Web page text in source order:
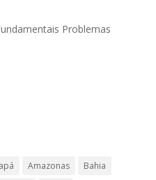
Problemas
Amazonas
Bahia